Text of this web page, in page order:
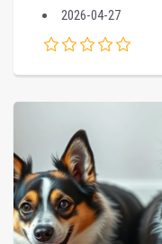
2026-04-27